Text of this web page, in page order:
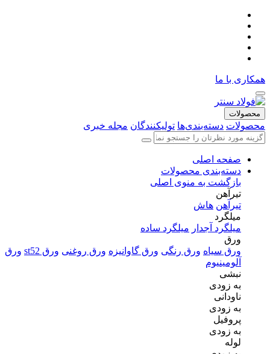
همکاری با ما
محصولات
محصولات دسته‌بندی‌ها تولیکنندگان مجله خبری
صفحه اصلی
دسته‌بندی محصولات
بازگشت به منوی اصلی
تیرآهن
تیرآهن هاش
میلگرد
میلگرد آجدار میلگرد ساده
ورق
ورق سیاه ورق رنگی ورق گاوانیزه ورق روغنی ورق st52
ورق
آلومینیوم
نبشی
به زودی
ناودانی
به زودی
پروفیل
به زودی
لوله